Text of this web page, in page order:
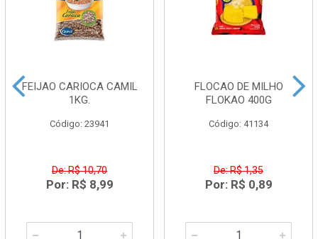
FEIJAO CARIOCA CAMIL
1KG.
Código: 23941
De: R$ 10,70
Por: R$ 8,99
FLOCAO DE MILHO
FLOKAO 400G
Código: 41134
De: R$ 1,35
Por: R$ 0,89